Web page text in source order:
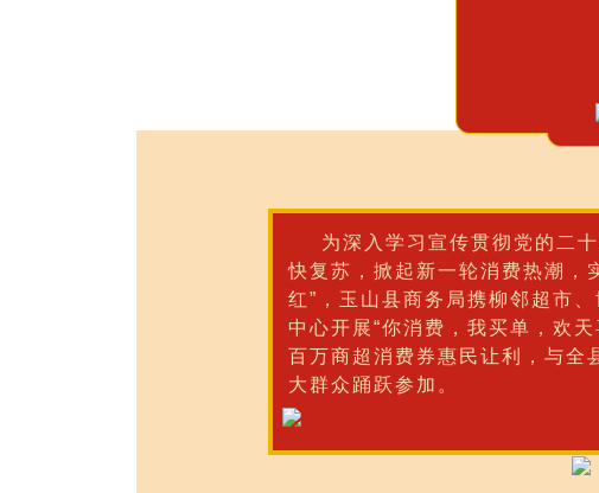
为深入学习宣传贯彻党的二
快复苏，掀起新一轮消费热潮，
红”，玉山县商务局携柳邻超市
中心开展“你消费，我买单，欢
百万商超消费券惠民让利，与全
大群众踊跃参加。